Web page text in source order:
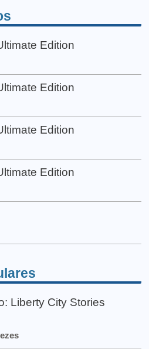
Edition
Edition
Edition
Edition
Liberty City Stories